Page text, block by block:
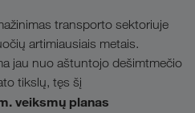
transporto sektoriuje
artimiausiais metais.
jau nuo aštuntojo dešimtmečio
tikslų, tęs šį
veiksmų planas